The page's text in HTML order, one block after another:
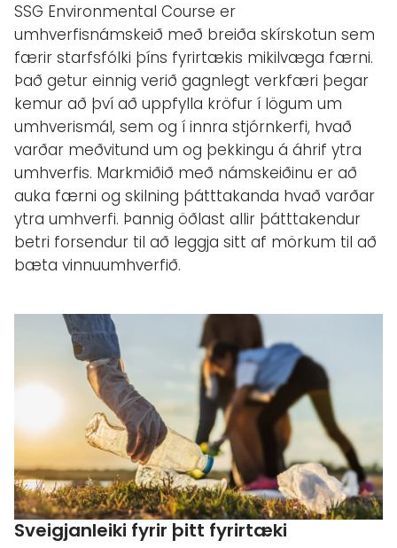
SSG Environmental Course er
umhverfisnámskeið með breiða skírskotun sem
færir starfsfólki þíns fyrirtækis mikilvæga færni.
Það getur einnig verið gagnlegt verkfæri þegar
kemur að því að uppfylla kröfur í lögum um
umhverismál, sem og í innra stjórnkerfi, hvað
varðar meðvitund um og þekkingu á áhrif ytra
umhverfis. Markmiðið með námskeiðinu er að
auka færni og skilning þátttakanda hvað varðar
ytra umhverfi. Þannig öðlast allir þátttakendur
betri forsendur til að leggja sitt af mörkum til að
bæta vinnuumhverfið.
Sveigjanleiki fyrir þitt fyrirtæki